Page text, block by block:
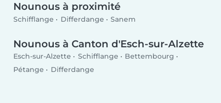
Nounous à proximité
Schifflange Differdange Sanem
Nounous à Canton d'Esch-sur-Alzette
Esch-sur-Alzette Schifflange
Bettembourg
Pétange
Differdange